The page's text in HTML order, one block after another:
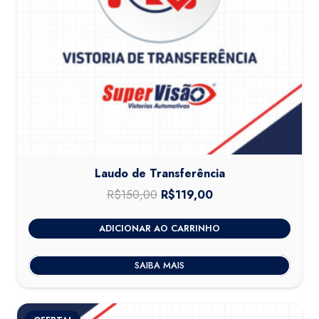
Laudo de Transferência
R$150,00 O
preço
original
era:
R$150,00.
R$119,00O
preço
atual
é:
R$119,00.
ADICIONAR AO CARRINHO
SAIBA MAIS